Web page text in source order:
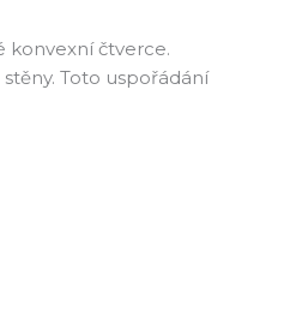
konvexní čtverce.
Toto uspořádání